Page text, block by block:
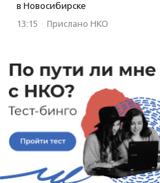
в Новосибирске
13:15 · Прислано НКО